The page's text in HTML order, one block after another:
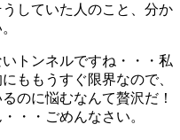
していた人のこと、分か
トンネルですね・・・私
ももうすぐ限界なので、
のに悩むなんて贅沢だ！
・・ごめんなさい。